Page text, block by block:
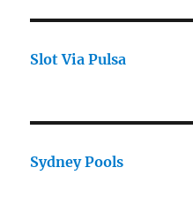
Slot Via Pulsa
Sydney Pools